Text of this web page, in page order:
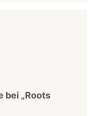
bei „Roots